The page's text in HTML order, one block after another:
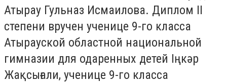
Атырау Гульназ Исмаилова. Диплом II
степени вручен ученице 9-го класса
Атырауской областной национальной
гимназии для одаренных детей Іңкәр
Жақсығали, ученице 9-го класса